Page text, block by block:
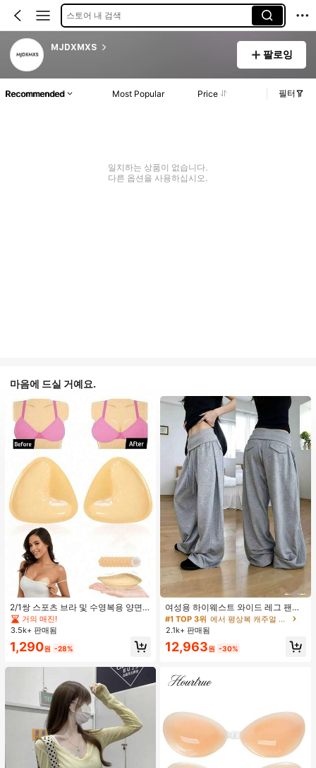
스토어 내 검색
MJDXMXS
팔로잉
Recommended Most Popular Price 필터
일치하는 상품이 없습니다.
다른 옵션을 사용하십시오.
마음에 드실 거예요.
2/1쌍 스포츠 브라 및 수영복용 양면
접착 브라 패드
거의 매진!
3.5k+ 판매됨
1,290원 -28%
여성용 하이웨스트 와이드 레그 팬츠,
봄 드로스트링 루즈 롱 팬츠, 레이지
릴랙스드 스타일 그레이
#1 TOP 3위
에서 평상복 캐주얼 바지
거의 매진!
#1 TOP 3위
에서 평상복 캐주얼 바지
거의 매진!
#1 TOP 3위
에서 평상복 캐주얼 바지
거의 매진!
#1 TOP 3위
거의 매진!
2.1k+ 판매됨
12,963원 -30%